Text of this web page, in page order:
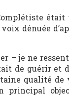
était
dénuée
– je ne
de guérir et
qualité
principal